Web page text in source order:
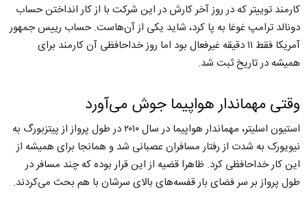
کارمند توییتر که در روز آخر کارش در این شرکت با از کار انداختن حساب
دونالد ترامپ غوغا به پا کرد، شاید یکی از آن‌هاست. حساب رییس جمهور
آمریکا فقط ۱۱ دقیقه غیرفعال بود اما روز خداحافظی آن کارمند برای
همیشه در تاریخ ثبت شد.
وقتی مهماندار هواپیما جوش می‌آورد
استیون اسلیتر، مهماندار هواپیما در سال ۲۰۱۰ در طول پرواز از پیتزبورگ به
نیویورک به شدت از رفتار مسافران عصبانی شد و همانجا برای همیشه از
این کار خداحافظی کرد. ظاهرا قضیه از این قرار بوده که چند مسافر در
طول پرواز بر سر فضای بار قفسه‌های بالای سرشان با هم بحث می‌کردند.